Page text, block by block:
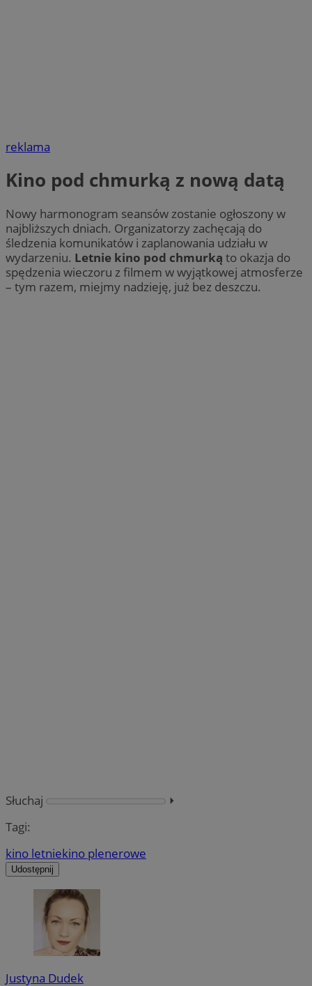
reklama
Kino pod chmurką z nową datą
Nowy harmonogram seansów zostanie ogłoszony w
najbliższych dniach. Organizatorzy zachęcają do
śledzenia komunikatów i zaplanowania udziału w
wydarzeniu. Letnie kino pod chmurką to okazja do
spędzenia wieczoru z filmem w wyjątkowej atmosferze
– tym razem, miejmy nadzieję, już bez deszczu.
Słuchaj
⏵︎
Tagi:
kino letniekino plenerowe
Udostępnij
Justyna Dudek